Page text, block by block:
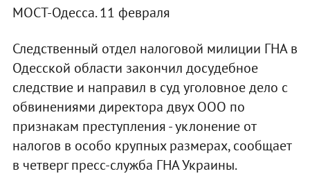
МОСТ-Одесса. 11 февраля
Следственный отдел налоговой милиции ГНА в
Одесской области закончил досудебное
следствие и направил в суд уголовное дело с
обвинениями директора двух ООО по
признакам преступления - уклонение от
налогов в особо крупных размерах, сообщает
в четверг пресс-служба ГНА Украины.